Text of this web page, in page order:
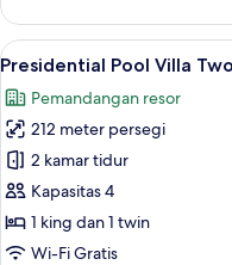
Grand
deluxe
jacuzzi
view
Lihat
semua
foto
untuk
Presidential
Pool
Villa
Two
7
Presidential Pool Villa
Pemandangan resor
212 meter persegi
2 kamar tidur
Kapasitas 4
1 king dan 1 twin
Wi-Fi Gratis